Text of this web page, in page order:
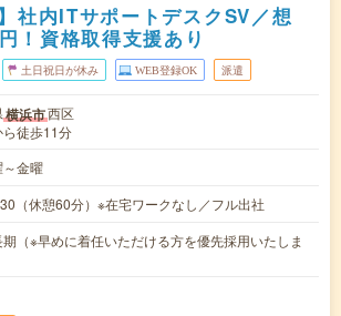
社内ITサポートデスクSV／想
！資格取得支援あり
土日祝日が休み WEB登録OK 派遣
横浜市西区
徒歩11分
金曜
（休憩60分）※在宅ワークなし／フル出社
（※早めに着任いただける方を優先採用いたしま